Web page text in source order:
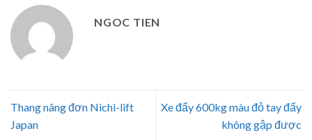
NGOC TIEN
Thang nâng đơn Nichi-lift
Japan
Xe đẩy 600kg màu đỏ tay đẩy
không gập được